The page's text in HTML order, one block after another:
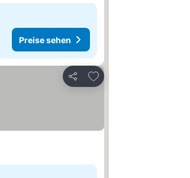
Preise sehen
Teilen
Zu Favoriten hinzufügen